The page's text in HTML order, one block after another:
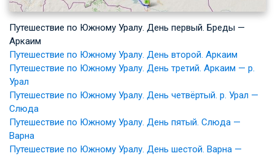
Путешествие по Южному Уралу. День первый. Бреды —
Аркаим
Путешествие по Южному Уралу. День второй. Аркаим
Путешествие по Южному Уралу. День третий. Аркаим — р.
Урал
Путешествие по Южному Уралу. День четвёртый. р. Урал —
Слюда
Путешествие по Южному Уралу. День пятый. Слюда —
Варна
Путешествие по Южному Уралу. День шестой. Варна —